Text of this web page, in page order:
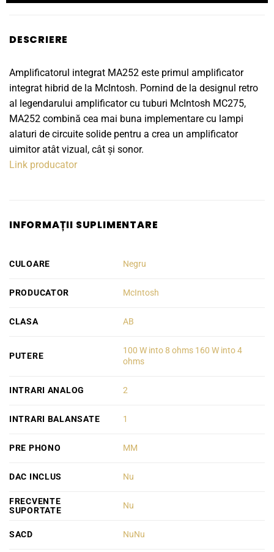
DESCRIERE
Amplificatorul integrat MA252 este primul amplificator
integrat hibrid de la McIntosh. Pornind de la designul retro
al legendarului amplificator cu tuburi McIntosh MC275,
MA252 combină cea mai buna implementare cu lampi
alaturi de circuite solide pentru a crea un amplificator
uimitor atât vizual, cât și sonor.
Link producator
INFORMAȚII SUPLIMENTARE
CULOARE Negru
PRODUCATOR McIntosh
CLASA AB
PUTERE
100 W into 8 ohms 160 W into 4
ohms
INTRARI ANALOG 2
INTRARI BALANSATE 1
PRE PHONO MM
DAC INCLUS Nu
FRECVENTE
SUPORTATE
Nu
SACD NuNu